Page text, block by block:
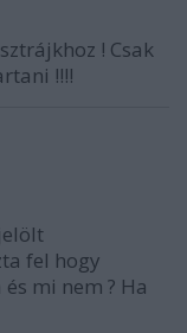
! Csak
!!!!
fel hogy
mi nem ? Ha